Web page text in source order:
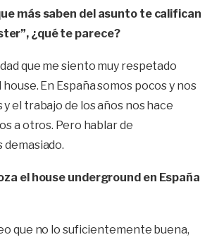
más saben del asunto te califican
¿qué te parece?
que me siento muy respetado
En España somos pocos y nos
el trabajo de los años nos hace
a otros. Pero hablar de
demasiado.
el house underground en España
que no lo suficientemente buena,